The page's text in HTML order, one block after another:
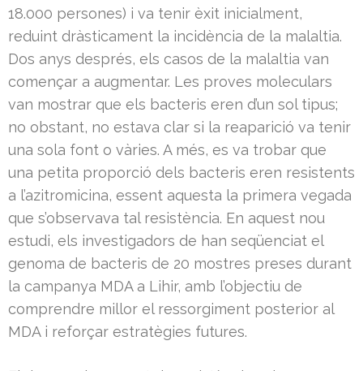
18.000 persones) i va tenir èxit inicialment,
reduint dràsticament la incidència de la malaltia.
Dos anys després, els casos de la malaltia van
començar a augmentar. Les proves moleculars
van mostrar que els bacteris eren d’un sol tipus;
no obstant, no estava clar si la reaparició va tenir
una sola font o vàries. A més, es va trobar que
una petita proporció dels bacteris eren resistents
a l’azitromicina, essent aquesta la primera vegada
que s’observava tal resistència. En aquest nou
estudi, els investigadors de han seqüenciat el
genoma de bacteris de 20 mostres preses durant
la campanya MDA a Lihir, amb l’objectiu de
comprendre millor el ressorgiment posterior al
MDA i reforçar estratègies futures.